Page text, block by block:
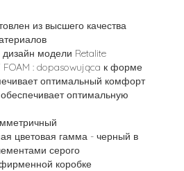
из высшего качества
модели Retalite
FOAM : dopasowująca к форме
оптимальный комфорт
оптимальную
цветовая гамма - черный в
серого
коробке